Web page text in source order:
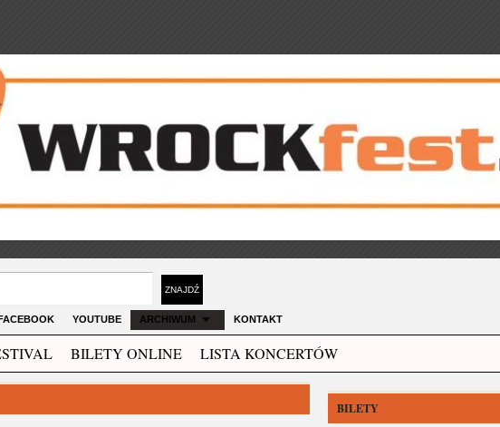
YOUTUBE ARCHIWUM KONTAKT
BILETY ONLINE LISTA KONCERTÓW
BILETY